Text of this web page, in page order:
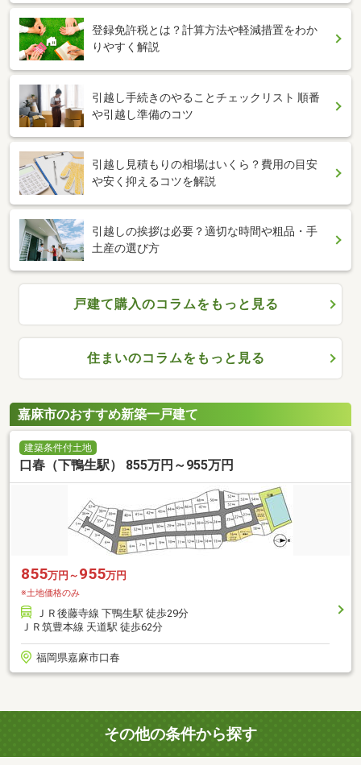
登録免許税とは？計算方法や軽減措置をわか
りやすく解説
引越し手続きのやることチェックリスト 順番
や引越し準備のコツ
引越し見積もりの相場はいくら？費用の目安
や安く抑えるコツを解説
引越しの挨拶は必要？適切な時間や粗品・手
土産の選び方
戸建て購入のコラムをもっと見る
住まいのコラムをもっと見る
嘉麻市のおすすめ新築一戸建て
建築条件付土地
口春（下鴨生駅） 855万円～955万円
855万円～ 955万円
※土地価格のみ
ＪＲ後藤寺線 下鴨生駅 徒歩29分
ＪＲ筑豊本線 天道駅 徒歩62分
福岡県嘉麻市口春
その他の条件から探す